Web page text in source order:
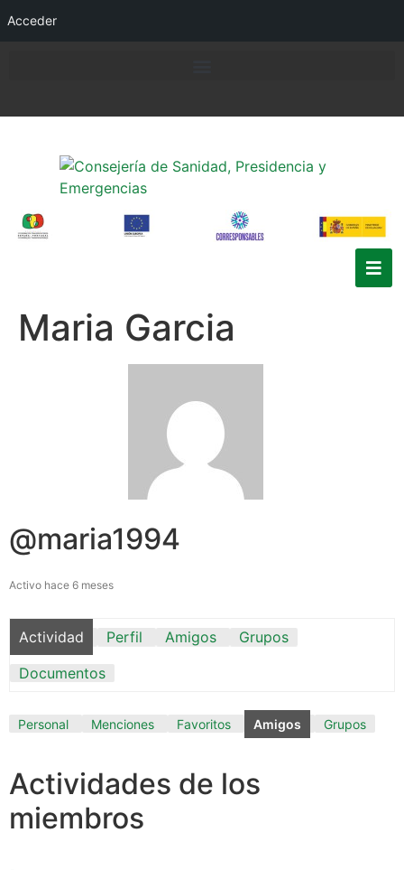
Acceder
Maria Garcia
@maria1994
Activo hace 6 meses
Actividad Perfil Amigos
Grupos
Documentos
Personal Menciones Favoritos Amigos Grupos
Actividades de los
miembros